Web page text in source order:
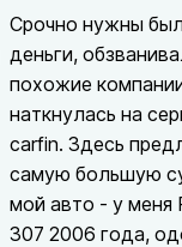
Срочно нужны
деньги,
похожие
наткнулась на
carfin. Здесь
самую большую
мой авто - у меня
307 2006 года,